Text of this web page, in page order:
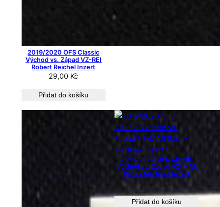
2019/2020 OFS Classic
Východ vs. Západ VZ-REI
Robert Reichel Inzert
29,00 Kč
Přidat do košíku
2019/2020 OFS Classic
Východ vs. Západ VZ-MAR
Radek Martínek Inzert
Přidat do košíku